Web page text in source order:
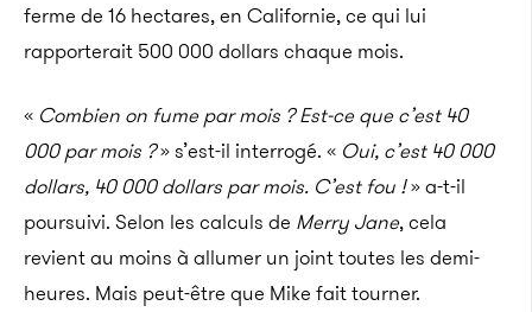
ferme de 16 hectares, en Californie, ce qui lui
rapporterait 500 000 dollars chaque mois.
« Combien on fume par mois ? Est-ce que c’est 40
000 par mois ?» s’est-il interrogé. « Oui, c’est 40 000
dollars, 40 000 dollars par mois. C’est fou !» a-t-il
poursuivi. Selon les calculs de Merry Jane, cela
revient au moins à allumer un joint toutes les demi-
heures. Mais peut-être que Mike fait tourner.